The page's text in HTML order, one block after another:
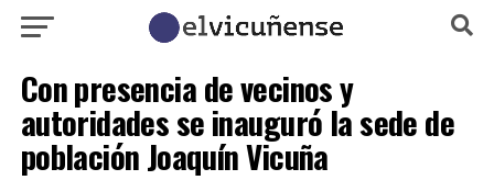
Con presencia de vecinos y
autoridades se inauguró la sede de
población Joaquín Vicuña